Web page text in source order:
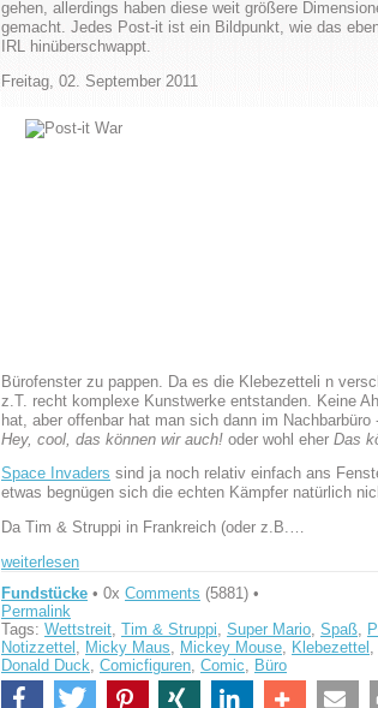
gehen, allerdings haben diese weit größere
gemacht. Jedes Post-it ist ein Bildpunkt, wie das
IRL hinüberschwappt.
Freitag, 02. September 2011
Bürofenster zu pappen. Da es die Klebezetteli n
z.T. recht komplexe Kunstwerke entstanden. Keine
hat, aber offenbar hat man sich dann im Nachbarbüro
Hey, cool, das können wir auch! oder wohl eher Das
Space Invaders sind ja noch relativ einfach ans
etwas begnügen sich die echten Kämpfer natürlich
Da Tim & Struppi in Frankreich (oder z.B.…
weiterlesen
Fundstücke • 0x Comments (5881) •
Permalink
Tags: Wettstreit Tim & Struppi Super Mario Spaß
Notizzettel
Micky Maus Mickey Mouse Klebezettel
Donald Duck Comicfiguren Comic Büro